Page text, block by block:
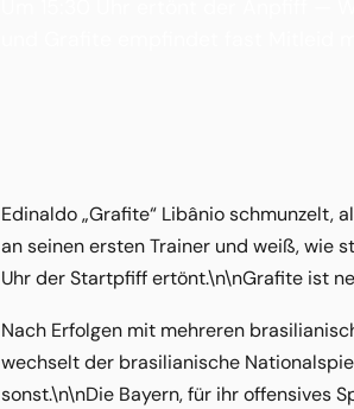
Edinaldo „Grafite“ Libânio schmunzelt,
an seinen ersten Trainer und weiß, wie
Uhr der Startpfiff ertönt.\n\nGrafite ist
Nach Erfolgen mit mehreren
wechselt der brasilianische
sonst.\n\nDie Bayern, für ihr offensives